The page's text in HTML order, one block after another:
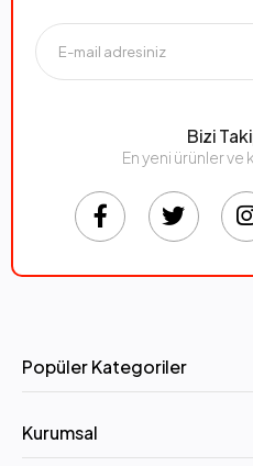
Bizi
En yeni ürünler ve
Popüler Kategoriler
Kurumsal